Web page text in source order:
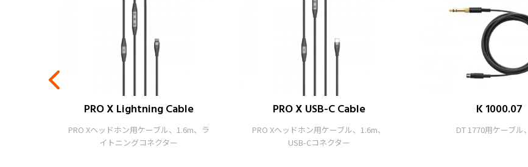
PRO X Lightning Cable
PRO Xヘッドホン用ケーブル、1.6m、ラ
イトニングコネクター
PRO X USB-C Cable
PRO Xヘッドホン用ケーブル、1.6m、
USB-Cコネクター
K 1000.07
DT 1770用ケーブル